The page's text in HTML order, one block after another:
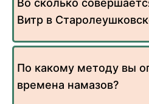
Во сколько
Витр в
По какому методу вы
времена намазов?